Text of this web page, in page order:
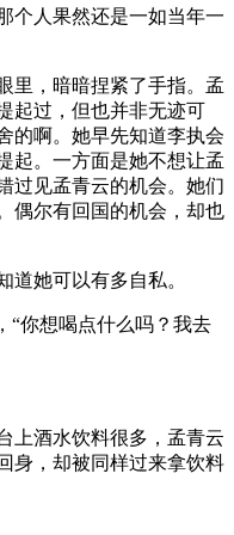
个人果然还是一如当年一
里，暗暗捏紧了手指。孟
起过，但也并非无迹可
的啊。她早先知道李执会
起。一方面是她不想让孟
过见孟青云的机会。她们
偶尔有回国的机会，却也
道她可以有多自私。
“你想喝点什么吗？我去
上酒水饮料很多，孟青云
身，却被同样过来拿饮料